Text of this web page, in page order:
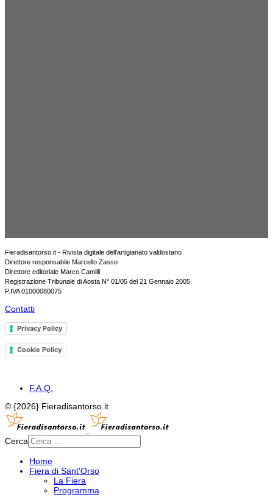
Fieradisantorso.it - Rivista digitale dell'artigianato valdostano
Direttore responsabile Marcello Zasso
Direttore editoriale Marco Camilli
Registrazione Tribunale di Aosta N° 01/05 del 21 Gennaio 2005
P.IVA 01000080075
Contatti
Privacy Policy
Cookie Policy
F.A.Q.
© {2026} Fieradisantorso.it
Cerca
Home
Fiera di Sant'Orso
La Fiera
Programma